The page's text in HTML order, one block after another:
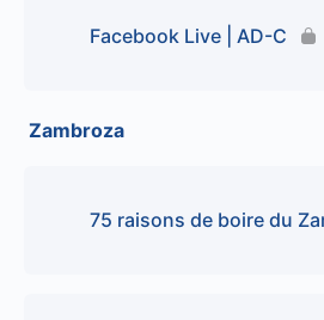
Facebook Live | AD-C
Zambroza
75 raisons de boire du